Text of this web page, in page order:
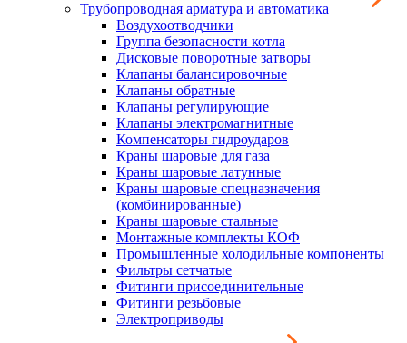
Трубопроводная арматура и автоматика
Воздухоотводчики
Группа безопасности котла
Дисковые поворотные затворы
Клапаны балансировочные
Клапаны обратные
Клапаны регулирующие
Клапаны электромагнитные
Компенсаторы гидроударов
Краны шаровые для газа
Краны шаровые латунные
Краны шаровые спецназначения
(комбинированные)
Краны шаровые стальные
Монтажные комплекты КОФ
Промышленные холодильные компоненты
Фильтры сетчатые
Фитинги присоединительные
Фитинги резьбовые
Электроприводы